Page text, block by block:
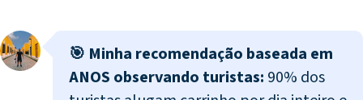
🎯 Minha recomendação baseada em
ANOS observando turistas: 90% dos